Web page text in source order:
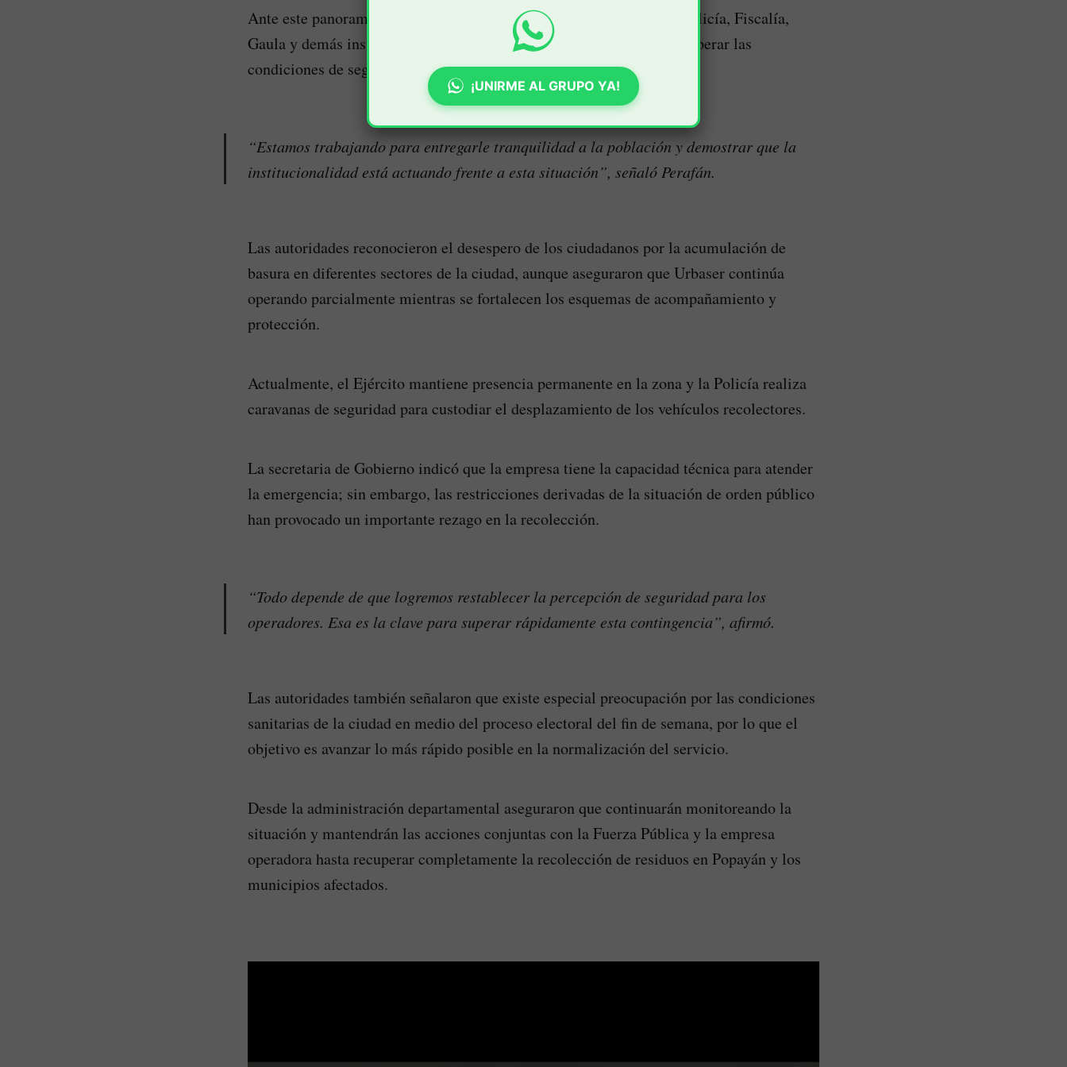
Ante este panorama, la Gobernación del Cauca, junto con Ejército, Policía, Fiscalía,
Gaula y demás instituciones, adelanta acciones coordinadas para recuperar las
condiciones de seguridad y garantizar la continuidad de la operación.
“Estamos trabajando para entregarle tranquilidad a la población y demostrar que la
institucionalidad está actuando frente a esta situación”, señaló Perafán.
Las autoridades reconocieron el desespero de los ciudadanos por la acumulación de
basura en diferentes sectores de la ciudad, aunque aseguraron que Urbaser continúa
operando parcialmente mientras se fortalecen los esquemas de acompañamiento y
protección.
Actualmente, el Ejército mantiene presencia permanente en la zona y la Policía realiza
caravanas de seguridad para custodiar el desplazamiento de los vehículos recolectores.
La secretaria de Gobierno indicó que la empresa tiene la capacidad técnica para atender
la emergencia; sin embargo, las restricciones derivadas de la situación de orden público
han provocado un importante rezago en la recolección.
“Todo depende de que logremos restablecer la percepción de seguridad para los
operadores. Esa es la clave para superar rápidamente esta contingencia”, afirmó.
Las autoridades también señalaron que existe especial preocupación por las condiciones
sanitarias de la ciudad en medio del proceso electoral del fin de semana, por lo que el
objetivo es avanzar lo más rápido posible en la normalización del servicio.
Desde la administración departamental aseguraron que continuarán monitoreando la
situación y mantendrán las acciones conjuntas con la Fuerza Pública y la empresa
operadora hasta recuperar completamente la recolección de residuos en Popayán y los
municipios afectados.
¡UNIRME AL GRUPO YA!